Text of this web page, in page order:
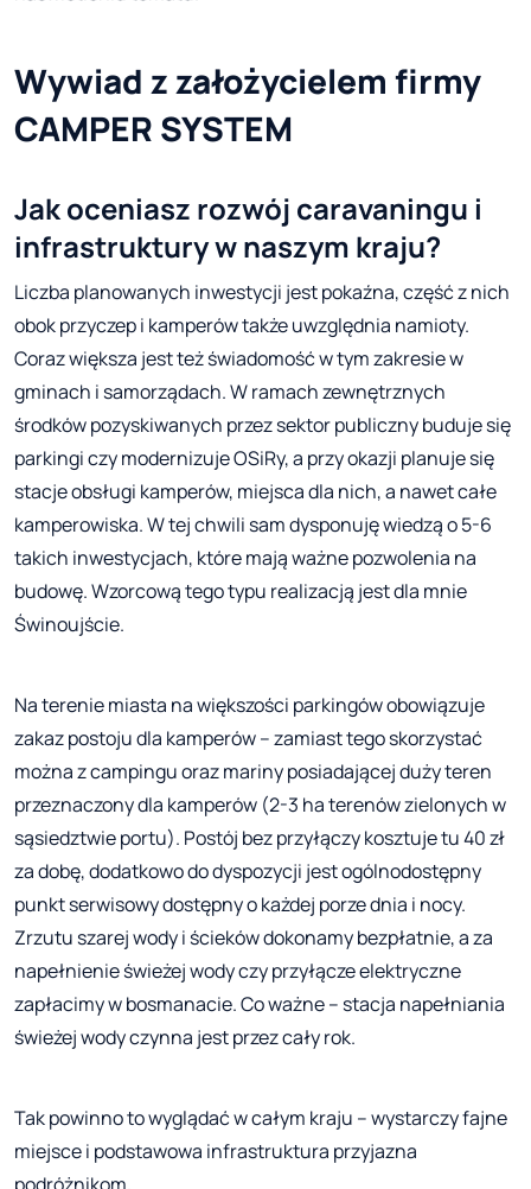
Wywiad z założycielem firmy
CAMPER SYSTEM
Jak oceniasz rozwój caravaningu i
infrastruktury w naszym kraju?
Liczba planowanych inwestycji jest pokaźna, część z nich
obok przyczep i kamperów także uwzględnia namioty.
Coraz większa jest też świadomość w tym zakresie w
gminach i samorządach. W ramach zewnętrznych
środków pozyskiwanych przez sektor publiczny buduje się
parkingi czy modernizuje OSiRy, a przy okazji planuje się
stacje obsługi kamperów, miejsca dla nich, a nawet całe
kamperowiska. W tej chwili sam dysponuję wiedzą o 5-6
takich inwestycjach, które mają ważne pozwolenia na
budowę. Wzorcową tego typu realizacją jest dla mnie
Świnoujście.
Na terenie miasta na większości parkingów obowiązuje
zakaz postoju dla kamperów – zamiast tego skorzystać
można z campingu oraz mariny posiadającej duży teren
przeznaczony dla kamperów (2-3 ha terenów zielonych w
sąsiedztwie portu). Postój bez przyłączy kosztuje tu 40 zł
za dobę, dodatkowo do dyspozycji jest ogólnodostępny
punkt serwisowy dostępny o każdej porze dnia i nocy.
Zrzutu szarej wody i ścieków dokonamy bezpłatnie, a za
napełnienie świeżej wody czy przyłącze elektryczne
zapłacimy w bosmanacie. Co ważne – stacja napełniania
świeżej wody czynna jest przez cały rok.
Tak powinno to wyglądać w całym kraju – wystarczy fajne
miejsce i podstawowa infrastruktura przyjazna